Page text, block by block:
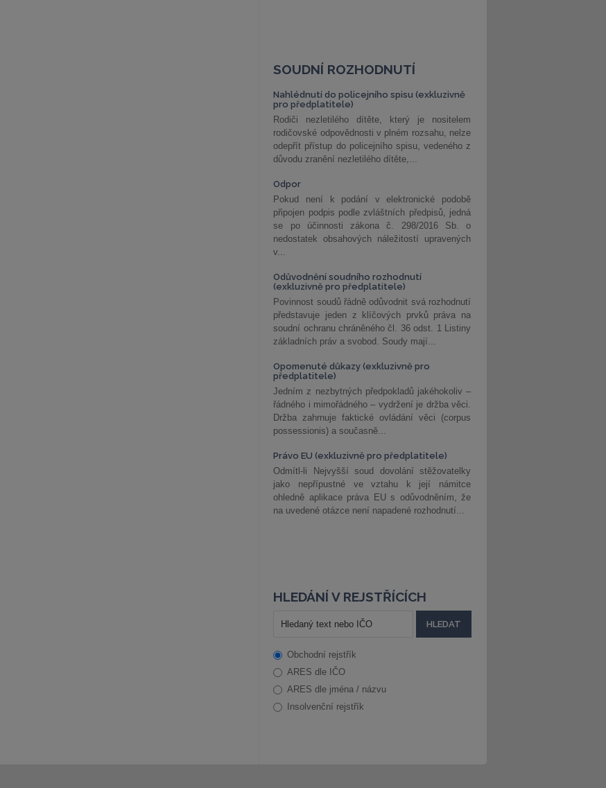
SOUDNÍ ROZHODNUTÍ
Nahlédnutí do policejního spisu (exkluzivně
pro předplatitele)
Rodiči nezletilého dítěte, který je nositelem
rodičovské odpovědnosti v plném rozsahu, nelze
odepřít přístup do policejního spisu, vedeného z
důvodu zranění nezletilého dítěte,...
Odpor
Pokud není k podání v elektronické podobě
připojen podpis podle zvláštních předpisů, jedná
se po účinnosti zákona č. 298/2016 Sb. o
nedostatek obsahových náležitostí upravených
v...
Odůvodnění soudního rozhodnutí
(exkluzivně pro předplatitele)
Povinnost soudů řádně odůvodnit svá rozhodnutí
představuje jeden z klíčových prvků práva na
soudní ochranu chráněného čl. 36 odst. 1 Listiny
základních práv a svobod. Soudy mají...
Opomenuté důkazy (exkluzivně pro
předplatitele)
Jedním z nezbytných předpokladů jakéhokoliv –
řádného i mimořádného – vydržení je držba věci.
Držba zahrnuje faktické ovládání věci (corpus
possessionis) a současně...
Právo EU (exkluzivně pro předplatitele)
Odmítl-li Nejvyšší soud dovolání stěžovatelky
jako nepřípustné ve vztahu k její námitce
ohledně aplikace práva EU s odůvodněním, že
na uvedené otázce není napadené rozhodnutí...
HLEDÁNÍ V REJSTŘÍCÍCH
Obchodní rejstřík
ARES dle IČO
ARES dle jména / názvu
Insolvenční rejstřík